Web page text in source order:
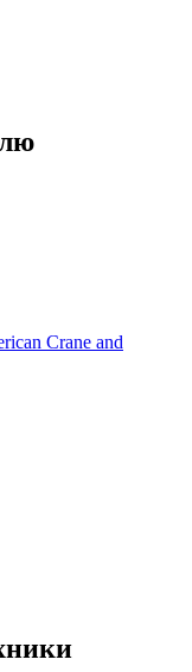
Crane and